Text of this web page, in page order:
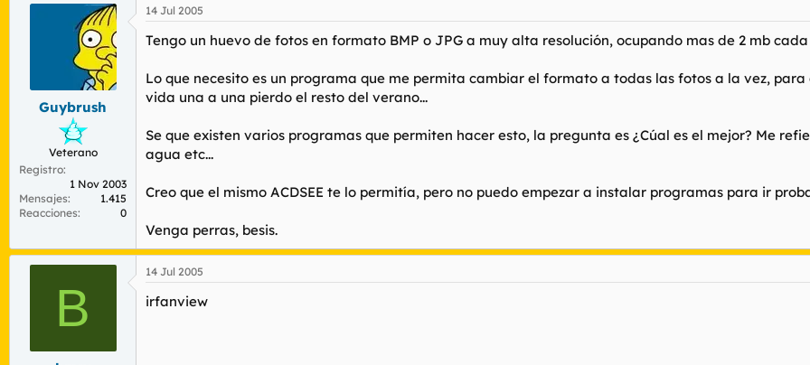
o
t
m
a
c
h
a
d
e
i
n
Guybrush
Veterano
Registro
1 Nov 2003
Mensajes
1.415
Reacciones
0
14 Jul 2005
Tengo un huevo de fotos en formato BMP o JPG a muy alta resolución, ocupando mas de 2 mb
Lo que necesito es un programa que me permita cambiar el formato a todas las fotos a la vez,
vida una a una pierdo el resto del verano...
Se que existen varios programas que permiten hacer esto, la pregunta es ¿Cúal es el mejor? Me
agua etc...
Creo que el mismo ACDSEE te lo permitía, pero no puedo empezar a instalar programas para ir
Venga perras, besis.
B
14 Jul 2005
irfanview